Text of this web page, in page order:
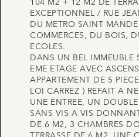
104 M2 + 12 M2 DE
EXCEPTIONNEL / RUE
DU METRO SAINT
COMMERCES, DU BOIS,
ECOLES.
DANS UN BEL IMMEUBLE
EME ETAGE AVEC
APPARTEMENT DE 5
LOI CARREZ ) REFAIT A
UNE ENTREE, UN
SANS VIS A VIS
DE 6 M2, 3 CHAMBRES